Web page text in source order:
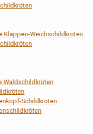
Klappen-Weichschildkröten
Waldschildkröten
Schildkröten